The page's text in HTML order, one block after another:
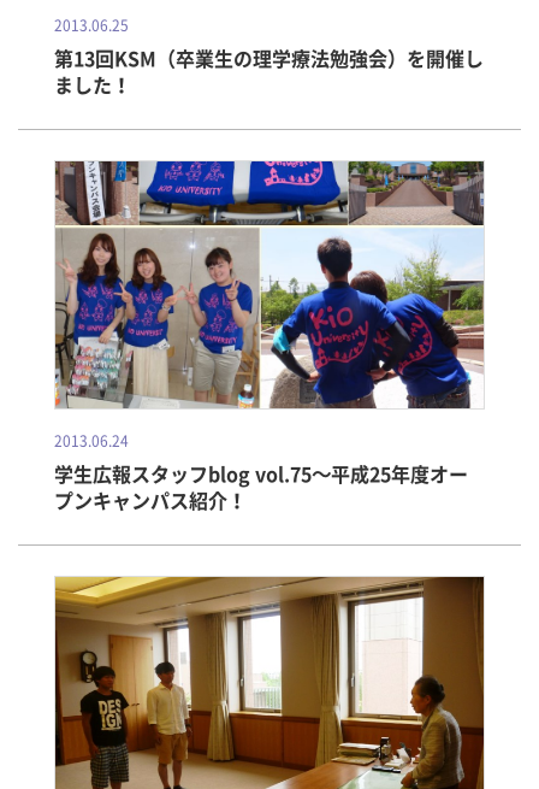
2013.06.25
第13回KSM（卒業生の理学療法勉強会）を開催し
ました！
2013.06.24
学生広報スタッフblog vol.75～平成25年度オー
プンキャンパス紹介！